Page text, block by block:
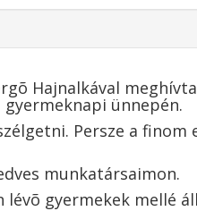
Hajnalkával
ünnepén.
Persze a finom
munkatársaimon.
gyermekek mellé